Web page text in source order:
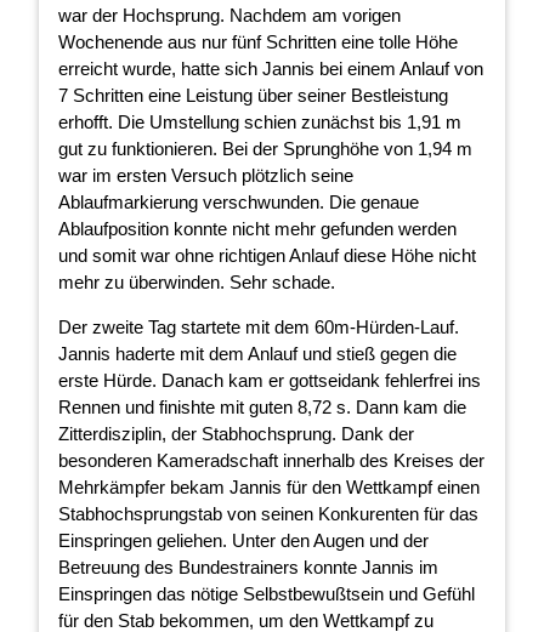
war der Hochsprung. Nachdem am vorigen
Wochenende aus nur fünf Schritten eine tolle Höhe
erreicht wurde, hatte sich Jannis bei einem Anlauf von
7 Schritten eine Leistung über seiner Bestleistung
erhofft. Die Umstellung schien zunächst bis 1,91 m
gut zu funktionieren. Bei der Sprunghöhe von 1,94 m
war im ersten Versuch plötzlich seine
Ablaufmarkierung verschwunden. Die genaue
Ablaufposition konnte nicht mehr gefunden werden
und somit war ohne richtigen Anlauf diese Höhe nicht
mehr zu überwinden. Sehr schade.
Der zweite Tag startete mit dem 60m-Hürden-Lauf.
Jannis haderte mit dem Anlauf und stieß gegen die
erste Hürde. Danach kam er gottseidank fehlerfrei ins
Rennen und finishte mit guten 8,72 s. Dann kam die
Zitterdisziplin, der Stabhochsprung. Dank der
besonderen Kameradschaft innerhalb des Kreises der
Mehrkämpfer bekam Jannis für den Wettkampf einen
Stabhochsprungstab von seinen Konkurenten für das
Einspringen geliehen. Unter den Augen und der
Betreuung des Bundestrainers konnte Jannis im
Einspringen das nötige Selbstbewußtsein und Gefühl
für den Stab bekommen, um den Wettkampf zu